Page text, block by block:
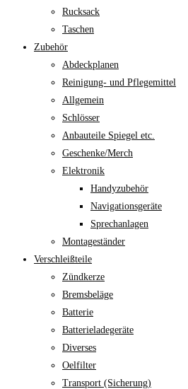
Rucksack
Taschen
Zubehör
Abdeckplanen
Reinigung- und Pflegemittel
Allgemein
Schlösser
Anbauteile Spiegel etc.
Geschenke/Merch
Elektronik
Handyzubehör
Navigationsgeräte
Sprechanlagen
Montageständer
Verschleißteile
Zündkerze
Bremsbeläge
Batterie
Batterieladegeräte
Diverses
Oelfilter
Transport (Sicherung)